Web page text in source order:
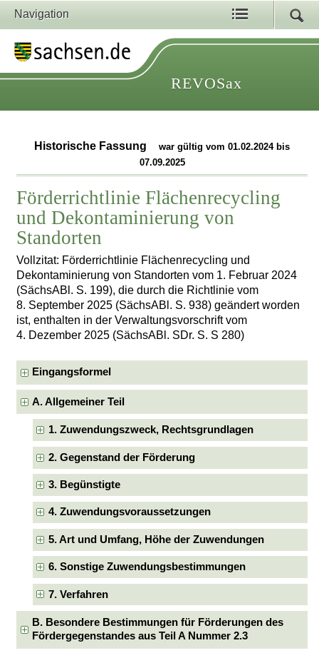
Navigation
REVOSax
Historische Fassung
war gültig vom 01.02.2024 bis
07.09.2025
Förderrichtlinie Flächenrecycling
und Dekontaminierung von
Standorten
Vollzitat: Förderrichtlinie Flächenrecycling und
Dekontaminierung von Standorten vom 1. Februar 2024
(SächsABl. S. 199), die durch die Richtlinie vom
8. September 2025 (SächsABl. S. 938) geändert worden
ist, enthalten in der Verwaltungsvorschrift vom
4. Dezember 2025 (SächsABl. SDr. S. S 280)
Eingangsformel
A. Allgemeiner Teil
1. Zuwendungszweck, Rechtsgrundlagen
2. Gegenstand der Förderung
3. Begünstigte
4. Zuwendungsvoraussetzungen
5. Art und Umfang, Höhe der Zuwendungen
6. Sonstige Zuwendungsbestimmungen
7. Verfahren
B. Besondere Bestimmungen für Förderungen des
Fördergegenstandes aus Teil A Nummer 2.3